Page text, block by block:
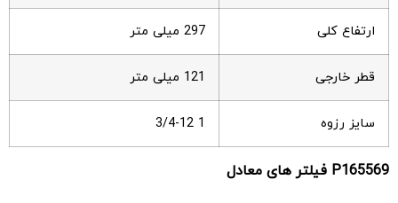
ارتفاع کلی 297 میلی متر
قطر خارجی 121 میلی متر
سایز رزوه 1 3/4-12
P165569 فیلتر های معادل